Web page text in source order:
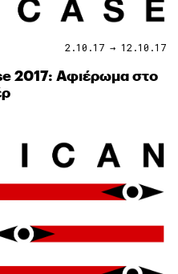
2.10.17 → 12.10.17
2017: Αφιέρωμα στο